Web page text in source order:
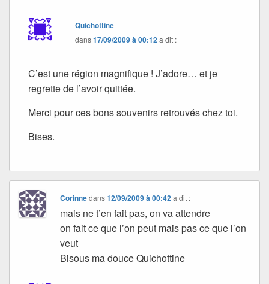
Quichottine
dans17/09/2009 à 00:12a dit :
C’est une région magnifique ! J’adore… et je
regrette de l’avoir quittée.
Merci pour ces bons souvenirs retrouvés chez toi.
Bises.
Corinnedans12/09/2009 à 00:42 a dit :
mais ne t’en fait pas, on va attendre
on fait ce que l’on peut mais pas ce que l’on
veut
Bisous ma douce Quichottine